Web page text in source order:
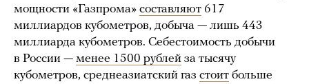
мощности «Газпрома» составляют 617
миллиардов кубометров, добыча — лишь 443
миллиарда кубометров. Себестоимость добычи
в России — менее 1500 рублей за тысячу
кубометров, среднеазиатский газ стоит больше